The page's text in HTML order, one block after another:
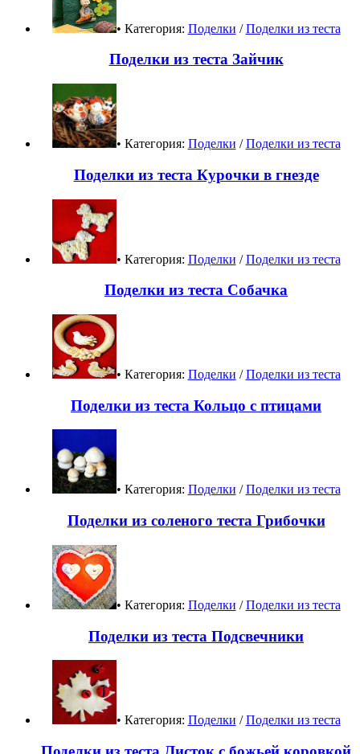
• Категория: Поделки /Поделки из теста
Поделки из теста Зайчик
• Категория: Поделки /Поделки из теста
Поделки из теста Курочки в гнезде
• Категория: Поделки /Поделки из теста
Поделки из теста Собачка
• Категория: Поделки /Поделки из теста
Поделки из теста Кольцо с птицами
• Категория: Поделки /Поделки из теста
Поделки из соленого теста Грибочки
• Категория: Поделки /Поделки из теста
Поделки из теста Подсвечники
• Категория: Поделки /Поделки из теста